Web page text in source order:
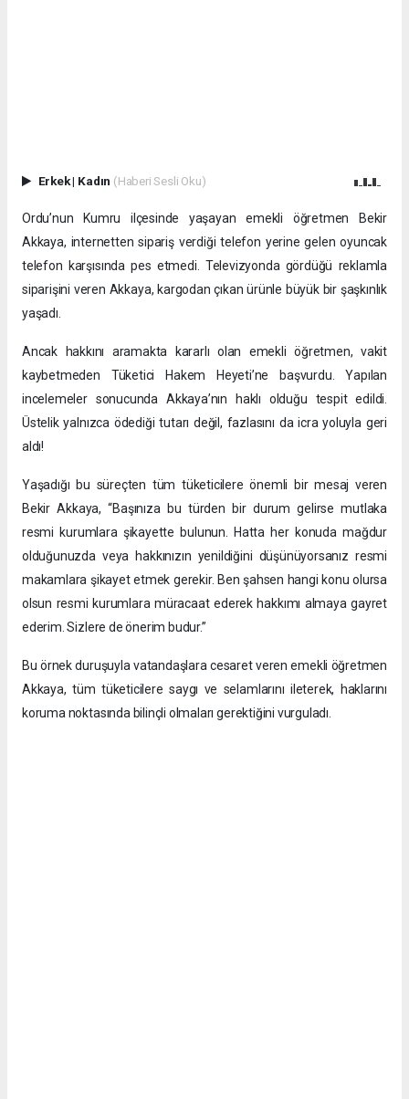
Erkek| Kadın (Haberi Sesli Oku)
Ordu’nun Kumru ilçesinde yaşayan emekli öğretmen Bekir
Akkaya, internetten sipariş verdiği telefon yerine gelen oyuncak
telefon karşısında pes etmedi. Televizyonda gördüğü reklamla
siparişini veren Akkaya, kargodan çıkan ürünle büyük bir şaşkınlık
yaşadı.
Ancak hakkını aramakta kararlı olan emekli öğretmen, vakit
kaybetmeden Tüketici Hakem Heyeti’ne başvurdu. Yapılan
incelemeler sonucunda Akkaya’nın haklı olduğu tespit edildi.
Üstelik yalnızca ödediği tutarı değil, fazlasını da icra yoluyla geri
aldı!
Yaşadığı bu süreçten tüm tüketicilere önemli bir mesaj veren
Bekir Akkaya, “Başınıza bu türden bir durum gelirse mutlaka
resmi kurumlara şikayette bulunun. Hatta her konuda mağdur
olduğunuzda veya hakkınızın yenildiğini düşünüyorsanız resmi
makamlara şikayet etmek gerekir. Ben şahsen hangi konu olursa
olsun resmi kurumlara müracaat ederek hakkımı almaya gayret
ederim. Sizlere de önerim budur.”
Bu örnek duruşuyla vatandaşlara cesaret veren emekli öğretmen
Akkaya, tüm tüketicilere saygı ve selamlarını ileterek, haklarını
koruma noktasında bilinçli olmaları gerektiğini vurguladı.